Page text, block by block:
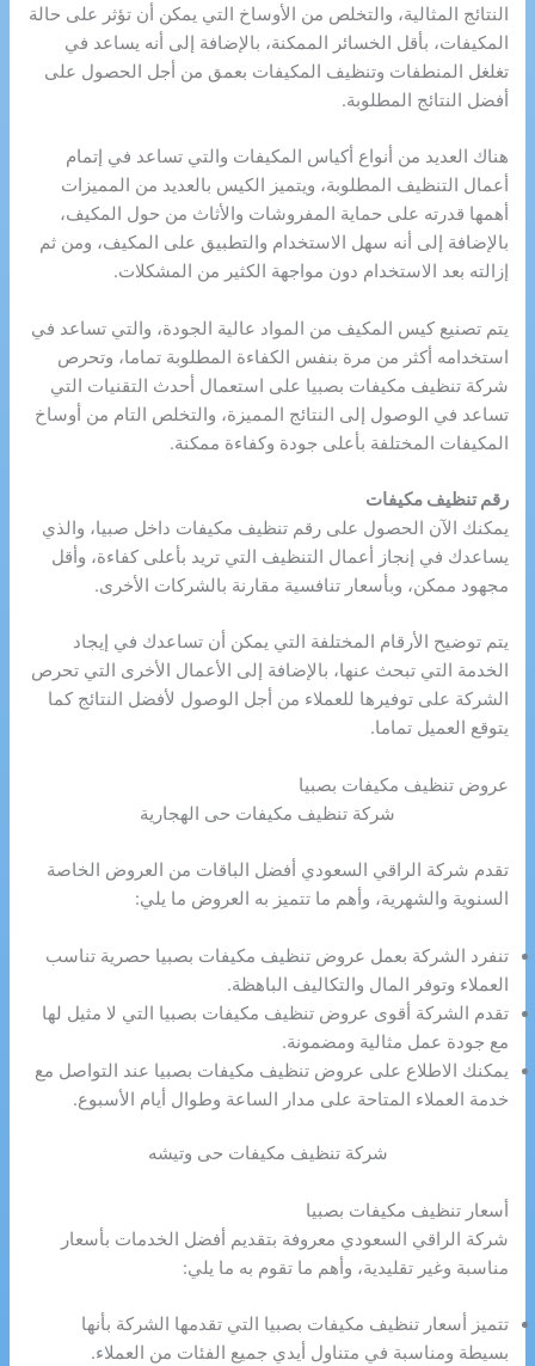
النتائج المثالية، والتخلص من الأوساخ التي يمكن أن تؤثر على حالة
المكيفات، بأقل الخسائر الممكنة، بالإضافة إلى أنه يساعد في
تغلغل المنطفات وتنظيف المكيفات بعمق من أجل الحصول على
أفضل النتائج المطلوبة.
هناك العديد من أنواع أكياس المكيفات والتي تساعد في إتمام
أعمال التنظيف المطلوبة، ويتميز الكيس بالعديد من المميزات
أهمها قدرته على حماية المفروشات والأثاث من حول المكيف،
بالإضافة إلى أنه سهل الاستخدام والتطبيق على المكيف، ومن ثم
إزالته بعد الاستخدام دون مواجهة الكثير من المشكلات.
يتم تصنيع كيس المكيف من المواد عالية الجودة، والتي تساعد في
استخدامه أكثر من مرة بنفس الكفاءة المطلوبة تماما، وتحرص
شركة تنظيف مكيفات بصبيا على استعمال أحدث التقنيات التي
تساعد في الوصول إلى النتائج المميزة، والتخلص التام من أوساخ
المكيفات المختلفة بأعلى جودة وكفاءة ممكنة.
رقم تنظيف مكيفات
يمكنك الآن الحصول على رقم تنظيف مكيفات داخل صبيا، والذي
يساعدك في إنجاز أعمال التنظيف التي تريد بأعلى كفاءة، وأقل
مجهود ممكن، وبأسعار تنافسية مقارنة بالشركات الأخرى.
يتم توضيح الأرقام المختلفة التي يمكن أن تساعدك في إيجاد
الخدمة التي تبحث عنها، بالإضافة إلى الأعمال الأخرى التي تحرص
الشركة على توفيرها للعملاء من أجل الوصول لأفضل النتائج كما
يتوقع العميل تماما.
عروض تنظيف مكيفات بصبيا
شركة تنظيف مكيفات حى الهجارية
تقدم شركة الراقي السعودي أفضل الباقات من العروض الخاصة
السنوية والشهرية، وأهم ما تتميز به العروض ما يلي:
تنفرد الشركة بعمل عروض تنظيف مكيفات بصبيا حصرية تناسب
العملاء وتوفر المال والتكاليف الباهظة.
تقدم الشركة أقوى عروض تنظيف مكيفات بصبيا التي لا مثيل لها
مع جودة عمل مثالية ومضمونة.
يمكنك الاطلاع على عروض تنظيف مكيفات بصبيا عند التواصل مع
خدمة العملاء المتاحة على مدار الساعة وطوال أيام الأسبوع.
شركة تنظيف مكيفات حى وتيشه
أسعار تنظيف مكيفات بصبيا
شركة الراقي السعودي معروفة بتقديم أفضل الخدمات بأسعار
مناسبة وغير تقليدية، وأهم ما تقوم به ما يلي:
تتميز أسعار تنظيف مكيفات بصبيا التي تقدمها الشركة بأنها
بسيطة ومناسبة في متناول أيدي جميع الفئات من العملاء.